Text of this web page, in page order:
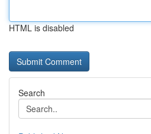
HTML is disabled
Search